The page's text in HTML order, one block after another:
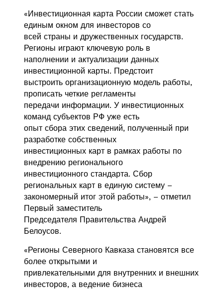
«Инвестиционная карта России сможет стать
единым окном для инвесторов со
всей страны и дружественных государств.
Регионы играют ключевую роль в
наполнении и актуализации данных
инвестиционной карты. Предстоит
выстроить организационную модель работы,
прописать четкие регламенты
передачи информации. У инвестиционных
команд субъектов РФ уже есть
опыт сбора этих сведений, полученный при
разработке собственных
инвестиционных карт в рамках работы по
внедрению регионального
инвестиционного стандарта. Сбор
региональных карт в единую систему –
закономерный итог этой работы», – отметил
Первый заместитель
Председателя Правительства Андрей
Белоусов.
«Регионы Северного Кавказа становятся все
более открытыми и
привлекательными для внутренних и внешних
инвесторов, а ведение бизнеса